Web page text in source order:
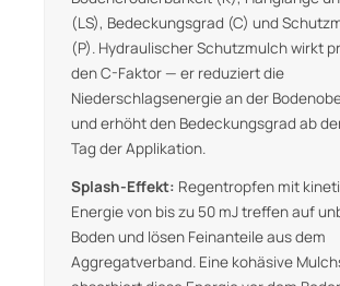
(LS), Bedeckungsgrad (C) und
(P). Hydraulischer Schutzmulch wirkt
den C-Faktor — er reduziert die
Niederschlagsenergie an der
und erhöht den Bedeckungsgrad ab
Tag der Applikation.
Splash-Effekt: Regentropfen mit
Energie von bis zu 50 mJ treffen auf
Boden und lösen Feinanteile aus dem
Aggregatverband. Eine kohäsive